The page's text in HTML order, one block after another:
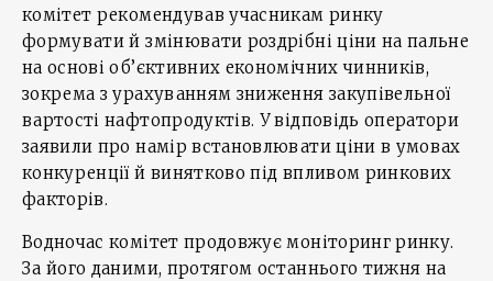
комітет рекомендував учасникам ринку
формувати й змінювати роздрібні ціни на пальне
на основі об’єктивних економічних чинників,
зокрема з урахуванням зниження закупівельної
вартості нафтопродуктів. У відповідь оператори
заявили про намір встановлювати ціни в умовах
конкуренції й винятково під впливом ринкових
факторів.
Водночас комітет продовжує моніторинг ринку.
За його даними, протягом останнього тижня на